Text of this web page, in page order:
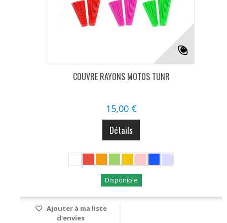
COUVRE RAYONS MOTOS TUNR
15,00 €
Détails
Disponible
Ajouter à ma liste
d'envies